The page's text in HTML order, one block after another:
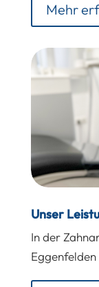
Mehr
Unser
In der